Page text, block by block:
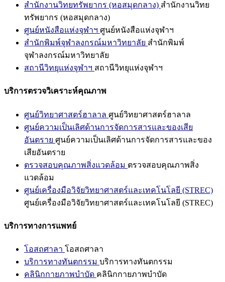
สำนักงานวิทยทรัพยากร (หอสมุดกลาง) สำนักงานวิทย
ทรัพยากร (หอสมุดกลาง)
ศูนย์หนังสือแห่งจุฬาฯ ศูนย์หนังสือแห่งจุฬาฯ
สำนักพิมพ์จุฬาลงกรณ์มหาวิทยาลัย สำนักพิมพ์
จุฬาลงกรณ์มหาวิทยาลัย
สถานีวิทยุแห่งจุฬาฯ สถานีวิทยุแห่งจุฬาฯ
บริการตรวจวิเคราะห์คุณภาพ
ศูนย์วิทยาศาสตร์ฮาลาล ศูนย์วิทยาศาสตร์ฮาลาล
ศูนย์ความเป็นเลิศด้านการจัดการสารและของเสีย
อันตราย ศูนย์ความเป็นเลิศด้านการจัดการสารและของ
เสียอันตราย
ตรวจสอบคุณภาพสิ่งแวดล้อม ตรวจสอบคุณภาพสิ่ง
แวดล้อม
ศูนย์เครื่องมือวิจัยวิทยาศาสตร์และเทคโนโลยี (STREC)
ศูนย์เครื่องมือวิจัยวิทยาศาสตร์และเทคโนโลยี (STREC)
บริการทางการแพทย์
โอสถศาลา โอสถศาลา
บริการทางทันตกรรม บริการทางทันตกรรม
คลินิกกายภาพบำบัด คลินิกกายภาพบำบัด